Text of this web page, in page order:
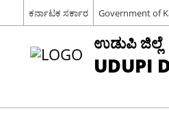
ಕರ್ನಾಟಕ ಸರ್ಕಾರ Government of
ಉಡುಪಿ ಜಿಲ್ಲೆ
UDUPI